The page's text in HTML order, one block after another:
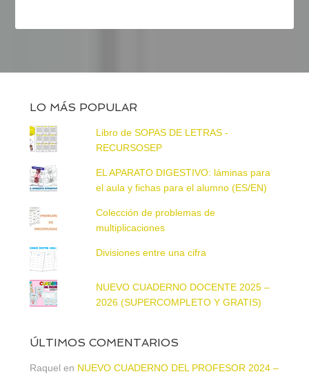
LO MÁS POPULAR
Libro de SOPAS DE LETRAS -
RECURSOSEP
EL APARATO DIGESTIVO: láminas para
el aula y fichas para el alumno (ES/EN)
Colección de problemas de
multiplicaciones
Divisiones entre una cifra
NUEVO CUADERNO DOCENTE 2025 –
2026 (SUPERCOMPLETO Y GRATIS)
ÚLTIMOS COMENTARIOS
Raquel en NUEVO CUADERNO DEL PROFESOR 2024 –